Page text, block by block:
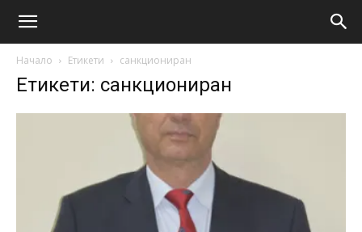
Начало Етикети санкциониран
Етикети: санкциониран